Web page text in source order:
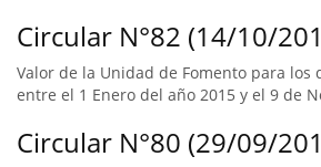
Circular N°82 (14/10/
Valor de la Unidad de Fomento para los
entre el 1 Enero del año 2015 y el 9 de
Circular N°80 (29/09/